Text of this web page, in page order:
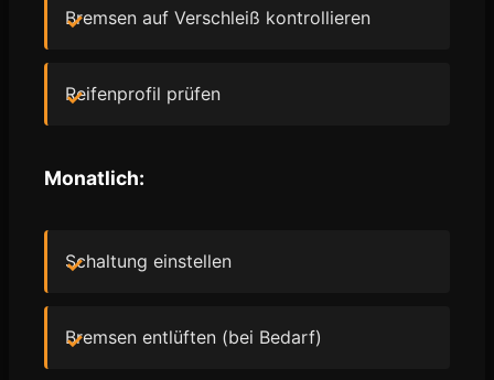
Bremsen auf Verschleiß kontrollieren
Reifenprofil prüfen
Monatlich:
Schaltung einstellen
Bremsen entlüften (bei Bedarf)